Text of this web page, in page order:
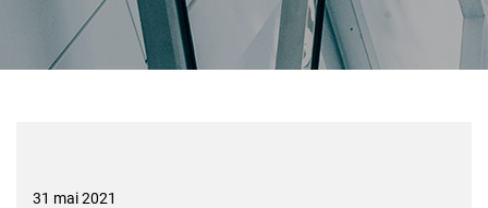
31 mai 2021